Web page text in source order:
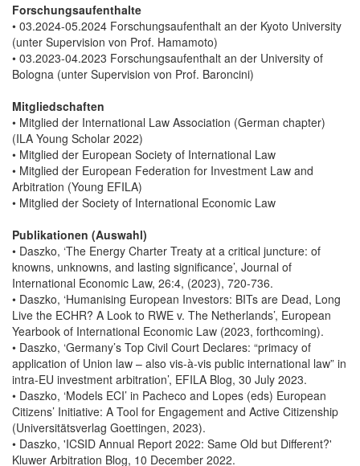
Forschungsaufenthalte
• 03.2024-05.2024 Forschungsaufenthalt an der Kyoto University
(unter Supervision von Prof. Hamamoto)
• 03.2023-04.2023 Forschungsaufenthalt an der University of
Bologna (unter Supervision von Prof. Baroncini)
Mitgliedschaften
• Mitglied der International Law Association (German chapter)
(ILA Young Scholar 2022)
• Mitglied der European Society of International Law
• Mitglied der European Federation for Investment Law and
Arbitration (Young EFILA)
• Mitglied der Society of International Economic Law
Publikationen (Auswahl)
• Daszko, ‘The Energy Charter Treaty at a critical juncture: of
knowns, unknowns, and lasting significance’, Journal of
International Economic Law, 26:4, (2023), 720-736.
• Daszko, ‘Humanising European Investors: BITs are Dead, Long
Live the ECHR? A Look to RWE v. The Netherlands’, European
Yearbook of International Economic Law (2023, forthcoming).
• Daszko, ‘Germany’s Top Civil Court Declares: “primacy of
application of Union law – also vis-à-vis public international law” in
intra-EU investment arbitration’, EFILA Blog, 30 July 2023.
• Daszko, ‘Models ECI’ in Pacheco and Lopes (eds) European
Citizens’ Initiative: A Tool for Engagement and Active Citizenship
(Universitätsverlag Goettingen, 2023).
• Daszko, 'ICSID Annual Report 2022: Same Old but Different?'
Kluwer Arbitration Blog, 10 December 2022.